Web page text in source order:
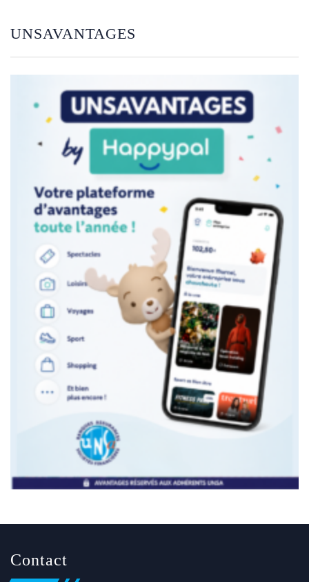
UNSAVANTAGES
Contact